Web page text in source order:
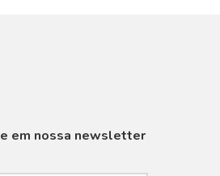
VISUALIZAR
em nossa newsletter